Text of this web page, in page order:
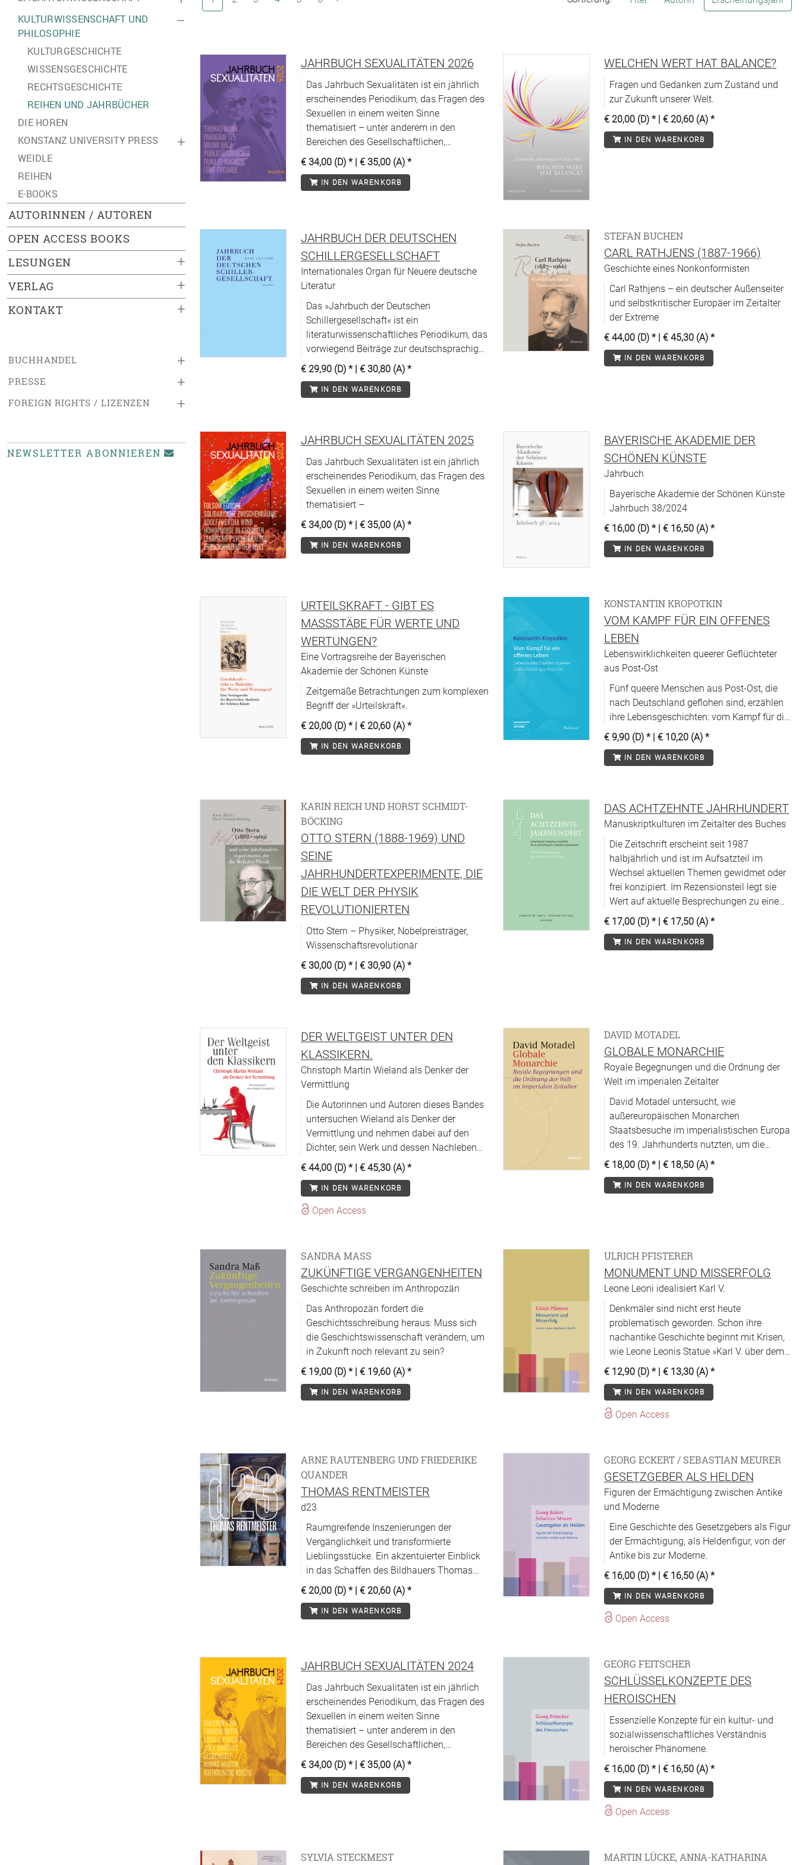
–
KULTURWISSENSCHAFT UND
PHILOSOPHIE
KULTURGESCHICHTE
WISSENSGESCHICHTE
RECHTSGESCHICHTE
REIHEN UND JAHRBÜCHER
DIE HOREN
+
KONSTANZ UNIVERSITY PRESS
WEIDLE
REIHEN
E-BOOKS
AUTORINNEN / AUTOREN
OPEN ACCESS BOOKS
+
LESUNGEN
+
VERLAG
+
KONTAKT
+
BUCHHANDEL
+
PRESSE
+
FOREIGN RIGHTS / LIZENZEN
NEWSLETTER ABONNIEREN
JAHRBUCH SEXUALITÄTEN 2026
Das Jahrbuch Sexualitäten ist ein jährlich
erscheinendes Periodikum, das Fragen des
Sexuellen in einem weiten Sinne
thematisiert – unter anderem in den
Bereichen des Gesellschaftlichen,
Politischen, Kulturellen, Historischen und
Juristischen, in der Medizin und den
Naturwissenschaften, in Religion,
€ 34,00 (D) * | € 35,00 (A) *
IN DEN WARENKORB
WELCHEN WERT HAT BALANCE?
Fragen und Gedanken zum Zustand und
zur Zukunft unserer Welt.
€ 20,00 (D) * | € 20,60 (A) *
IN DEN WARENKORB
JAHRBUCH DER DEUTSCHEN
SCHILLERGESELLSCHAFT
Internationales Organ für Neuere deutsche
Literatur
Das »Jahrbuch der Deutschen
Schillergesellschaft« ist ein
literaturwissenschaftliches Periodikum, das
vorwiegend Beiträge zur deutschsprachigen
Literatur von der Aufklärung bis zur
Gegenwart veröffentlicht. Diese Zeitspanne
entspricht den Sammelgebieten des
getragen wird.
€ 29,90 (D) * | € 30,80 (A) *
IN DEN WARENKORB
STEFAN BUCHEN
CARL RATHJENS (1887-1966)
Geschichte eines Nonkonformisten
Carl Rathjens – ein deutscher Außenseiter
und selbstkritischer Europäer im Zeitalter
der Extreme
€ 44,00 (D) * | € 45,30 (A) *
IN DEN WARENKORB
JAHRBUCH SEXUALITÄTEN 2025
Das Jahrbuch Sexualitäten ist ein jährlich
erscheinendes Periodikum, das Fragen des
Sexuellen in einem weiten Sinne
thematisiert –
€ 34,00 (D) * | € 35,00 (A) *
IN DEN WARENKORB
BAYERISCHE AKADEMIE DER
SCHÖNEN KÜNSTE
Jahrbuch
Bayerische Akademie der Schönen Künste
Jahrbuch 38/2024
€ 16,00 (D) * | € 16,50 (A) *
IN DEN WARENKORB
URTEILSKRAFT - GIBT ES
MASSSTÄBE FÜR WERTE UND W
ERTUNGEN?
Eine Vortragsreihe der Bayerischen
Akademie der Schönen Künste
Zeitgemäße Betrachtungen zum komplexen
Begriff der »Urteilskraft«.
€ 20,00 (D) * | € 20,60 (A) *
IN DEN WARENKORB
KONSTANTIN KROPOTKIN
VOM KAMPF FÜR EIN OFFENES
LEBEN
Lebenswirklichkeiten queerer Geflüchteter
aus Post-Ost
Fünf queere Menschen aus Post-Ost, die
nach Deutschland geflohen sind, erzählen
ihre Lebensgeschichten: vom Kampf für die
eigene queere Identität und für ein offenes
Leben – vor der Flucht und heute.
€ 9,90 (D) * | € 10,20 (A) *
IN DEN WARENKORB
KARIN REICH UND HORST SCHMIDT-
BÖCKING
OTTO STERN (1888-1969) UND
SEINE
JAHRHUNDERTEXPERIMENTE, DIE
DIE WELT DER PHYSIK
REVOLUTIONIERTEN
Otto Stern – Physiker, Nobelpreisträger,
Wissenschaftsrevolutionär
€ 30,00 (D) * | € 30,90 (A) *
IN DEN WARENKORB
DAS ACHTZEHNTE JAHRHUNDERT
Manuskriptkulturen im Zeitalter des Buches
Die Zeitschrift erscheint seit 1987
halbjährlich und ist im Aufsatzteil im
Wechsel aktuellen Themen gewidmet oder
frei konzipiert. Im Rezensionsteil legt sie
Wert auf aktuelle Besprechungen zu einem
weit gefächerten Spektrum von thematisch
repräsentativen und methodologisch
aufschlussreichen Fachpublikationen.
€ 17,00 (D) * | € 17,50 (A) *
IN DEN WARENKORB
DER WELTGEIST UNTER DEN
KLASSIKERN.
Christoph Martin Wieland als Denker der
Vermittlung
Die Autorinnen und Autoren dieses Bandes
untersuchen Wieland als Denker der
Vermittlung und nehmen dabei auf den
Dichter, sein Werk und dessen Nachleben
Bezug.
€ 44,00 (D) * | € 45,30 (A) *
IN DEN WARENKORB
Open Access
DAVID MOTADEL
GLOBALE MONARCHIE
Royale Begegnungen und die Ordnung der
Welt im imperialen Zeitalter
David Motadel untersucht, wie
außereuropäischen Monarchen
Staatsbesuche im imperialistischen Europa
des 19. Jahrhunderts nutzten, um die
Unabhängigkeit ihres Landes zu bewahren.
€ 18,00 (D) * | € 18,50 (A) *
IN DEN WARENKORB
SANDRA MASS
ZUKÜNFTIGE VERGANGENHEITEN
Geschichte schreiben im Anthropozän
Das Anthropozän fordert die
Geschichtsschreibung heraus: Muss sich
die Geschichtswissenschaft verändern, um
in Zukunft noch relevant zu sein?
€ 19,00 (D) * | € 19,60 (A) *
IN DEN WARENKORB
ULRICH PFISTERER
MONUMENT UND MISSERFOLG
Leone Leoni idealisiert Karl V.
Denkmäler sind nicht erst heute
problematisch geworden. Schon ihre
nachantike Geschichte beginnt mit Krisen,
wie Leone Leonis Statue »Karl V. über dem
Furor« zeigt
€ 12,90 (D) * | € 13,30 (A) *
IN DEN WARENKORB
Open Access
ARNE RAUTENBERG UND FRIEDERIKE
QUANDER
THOMAS RENTMEISTER
d23
Raumgreifende Inszenierungen der
Vergänglichkeit und transformierte
Lieblingsstücke. Ein akzentuierter Einblick
in das Schaffen des Bildhauers Thomas
Rentmeister
€ 20,00 (D) * | € 20,60 (A) *
IN DEN WARENKORB
GEORG ECKERT / SEBASTIAN MEURER
GESETZGEBER ALS HELDEN
Figuren der Ermächtigung zwischen Antike
und Moderne
Eine Geschichte des Gesetzgebers als Figur
der Ermächtigung, als Heldenfigur, von der
Antike bis zur Moderne.
€ 16,00 (D) * | € 16,50 (A) *
IN DEN WARENKORB
Open Access
JAHRBUCH SEXUALITÄTEN 2024
Das Jahrbuch Sexualitäten ist ein jährlich
erscheinendes Periodikum, das Fragen des
Sexuellen in einem weiten Sinne
thematisiert – unter anderem in den
Bereichen des Gesellschaftlichen,
Politischen, Kulturellen, Historischen und
Juristischen, in der Medizin und den
Naturwissenschaften, in Religion,
€ 34,00 (D) * | € 35,00 (A) *
IN DEN WARENKORB
GEORG FEITSCHER
SCHLÜSSELKONZEPTE DES
HEROISCHEN
Essenzielle Konzepte für ein kultur- und
sozialwissenschaftliches Verständnis
heroischer Phänomene.
€ 16,00 (D) * | € 16,50 (A) *
IN DEN WARENKORB
Open Access
SYLVIA STECKMEST MARTIN LÜCKE, ANNA-KATHARINA